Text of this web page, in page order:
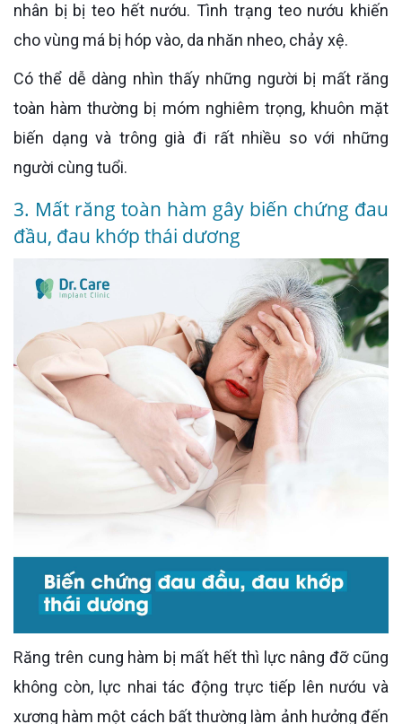
nhân bị bị teo hết nướu. Tình trạng teo nướu khiến
cho vùng má bị hóp vào, da nhăn nheo, chảy xệ.
Có thể dễ dàng nhìn thấy những người bị mất răng
toàn hàm thường bị móm nghiêm trọng, khuôn mặt
biến dạng và trông già đi rất nhiều so với những
người cùng tuổi.
3. Mất răng toàn hàm gây biến chứng đau
đầu, đau khớp thái dương
Răng trên cung hàm bị mất hết thì lực nâng đỡ cũng
không còn, lực nhai tác động trực tiếp lên nướu và
xương hàm một cách bất thường làm ảnh hưởng đến